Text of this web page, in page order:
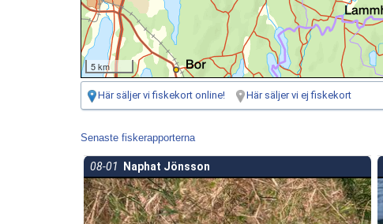
5 km
Här säljer vi fiskekort online! Här säljer vi ej fiskekort
Senaste fiskerapporterna
08-01 Naphat Jönsson